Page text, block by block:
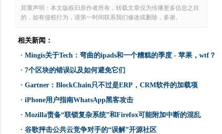
郑重声明：本文版权归原作者所有，转载文章仅为传播更多信息之目
的，如有侵权行为，请第一时间联系我们修改或删除，多谢。
相关新闻：
· Mingis关于Tech：弯曲的ipads和一个糟糕的季度 - 苹果，wtf？
· 7个区块的错误以及如何避免它们
· Gartner：BlockChain只不过是ERP，CRM软件的加载项
· iPhone用户指南WhatsApp黑客攻击
· Mozilla责备“联锁复杂系统”和Firefox可能附加中断的混乱
· 谷歌抨击公共云竞争对手的“误解”开源社区